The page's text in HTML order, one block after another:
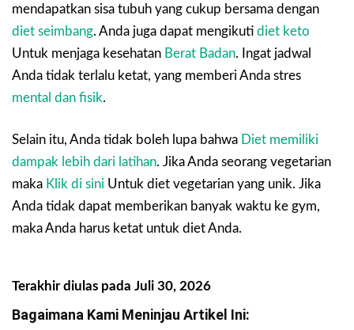
mendapatkan sisa tubuh yang cukup bersama dengan
diet seimbang. Anda juga dapat mengikuti diet keto
Untuk menjaga kesehatan Berat Badan. Ingat jadwal
Anda tidak terlalu ketat, yang memberi Anda stres
mental dan fisik.
Selain itu, Anda tidak boleh lupa bahwa Diet memiliki
dampak lebih dari latihan. Jika Anda seorang vegetarian
maka Klik di sini Untuk diet vegetarian yang unik. Jika
Anda tidak dapat memberikan banyak waktu ke gym,
maka Anda harus ketat untuk diet Anda.
Terakhir diulas pada Juli 30, 2026
Bagaimana Kami Meninjau Artikel Ini: